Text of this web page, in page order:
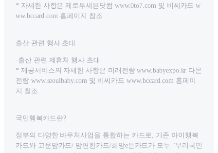
* 자세한 사항은 제로투세븐닷컴 www.0to7.com 및 비씨카드 w
ww.bccard.com 홈페이지 참조
출산 관련 행사 초대
·출산 관련 제휴처 행사 초대
* 제공서비스의 자세한 사항은 미래전람 www.babyexpo.kr 다온
전람 www.seoulbaby.com 및 비씨카드 www.bccard.com 홈페이
지 참조
국민행복카드란?
정부의 다양한 바우처사업을 통합하는 카드로, 기존 아이행복
카드와 고운맘카드/ 맘편한카드/희망e든카드가 모두 "우리국민